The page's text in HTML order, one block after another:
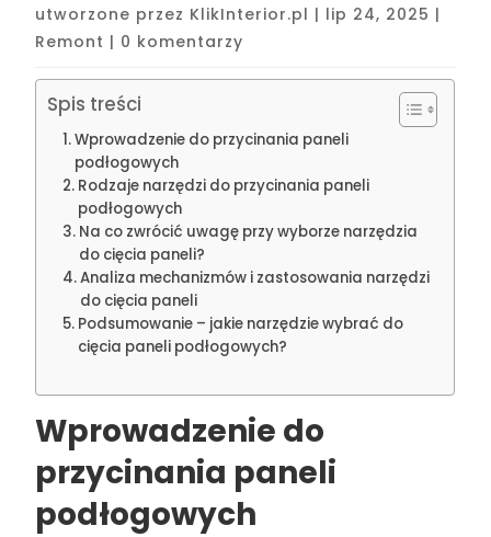
utworzone przez KlikInterior.pl | lip 24, 2025 |
Remont | 0 komentarzy
Spis treści
Wprowadzenie do przycinania paneli
podłogowych
Rodzaje narzędzi do przycinania paneli
podłogowych
Na co zwrócić uwagę przy wyborze narzędzia
do cięcia paneli?
Analiza mechanizmów i zastosowania narzędzi
do cięcia paneli
Podsumowanie – jakie narzędzie wybrać do
cięcia paneli podłogowych?
Wprowadzenie do
przycinania paneli
podłogowych